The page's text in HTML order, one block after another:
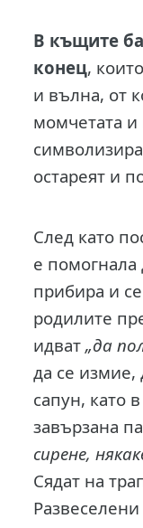
В къщите
конец,
и вълна, от
момчетата и
остареят и
След като
е помогнала
прибира и
родилите
идват„да
да се измие,
сапун, като
завързана
сирене,
Сядат на